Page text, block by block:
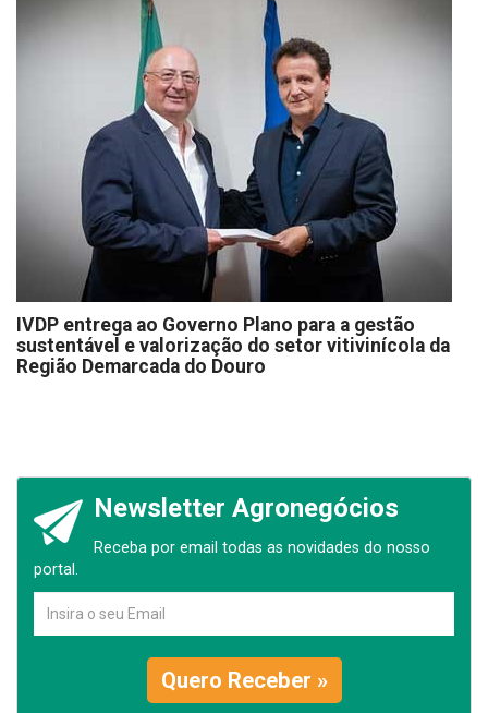
IVDP entrega ao Governo Plano para a gestão
sustentável e valorização do setor vitivinícola da
Região Demarcada do Douro
Newsletter Agronegócios
Receba por email todas as novidades do nosso
portal.
Quero Receber »